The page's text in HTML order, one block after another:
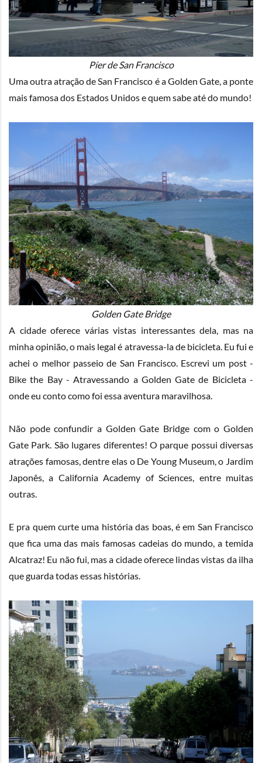
Píer de San Francisco
Uma outra atração de San Francisco é a Golden Gate, a ponte
mais famosa dos Estados Unidos e quem sabe até do mundo!
Golden Gate Bridge
A cidade oferece várias vistas interessantes dela, mas na
minha opinião, o mais legal é atravessa-la de bicicleta. Eu fui e
achei o melhor passeio de San Francisco. Escrevi um post -
Bike the Bay - Atravessando a Golden Gate de Bicicleta-
onde eu conto como foi essa aventura maravilhosa.
Não pode confundir a Golden Gate Bridge com o Golden
Gate Park. São lugares diferentes! O parque possui diversas
atrações famosas, dentre elas o De Young Museum, o Jardim
Japonês, a California Academy of Sciences,
entre muitas
outras.
E pra quem curte uma história das boas, é em San Francisco
que fica uma das mais famosas cadeias do mundo, a temida
Alcatraz! Eu não fui, mas a cidade oferece lindas vistas da ilha
que guarda todas essas histórias.